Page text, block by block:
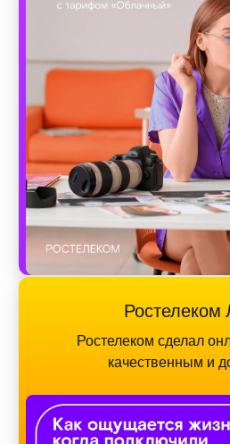
Ростелеком
Ростелеком сделал
качественным и